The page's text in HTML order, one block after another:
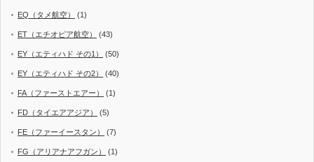
EQ（タメ航空） (1)
ET（エチオピア航空） (43)
EY（エティハド その1） (50)
EY（エティハド その2） (40)
FA（ファーストエアー） (1)
FD（タイエアアジア） (5)
FE（ファーイースタン） (7)
FG（アリアナアフガン） (1)